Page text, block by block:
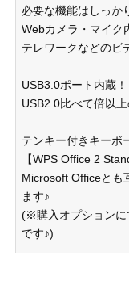
必要な機能はしっか
Webカメラ・マイク
テレワークなどのビ
USB3.0ポート内蔵！
USB2.0比べて倍以
テンキー付きキーボ
【WPS Office 2
Microsoft Officeとも
ます♪
(※購入オプションに
です♪)